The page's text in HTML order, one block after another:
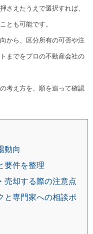
さえたうえで選択すれば、
とも可能です。
から、区分所有の可否や注
までをプロの不動産会社の
考え方を、順を追って確認
動向
要件を整理
売却する際の注意点
と専門家への相談ポ